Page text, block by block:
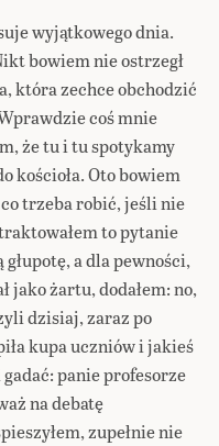
wyjątkowego dnia.
bowiem nie ostrzegł
która zechce obchodzić
coś mnie
że tu i tu spotykamy
kościoła. Oto bowiem
trzeba robić, jeśli nie
to pytanie
a dla pewności,
jako żartu, dodałem: no,
dzisiaj, zaraz po
kupa uczniów i jakieś
panie profesorze
na debatę
zupełnie nie